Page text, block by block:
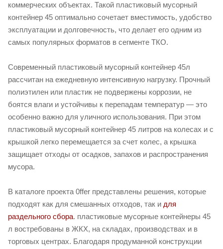
коммерческих объектах. Такой пластиковый мусорный
контейнер 45 оптимально сочетает вместимость, удобство
эксплуатации и долговечность, что делает его одним из
самых популярных форматов в сегменте ТКО.
Современный пластиковый мусорный контейнер 45л
рассчитан на ежедневную интенсивную нагрузку. Прочный
полиэтилен или пластик не подвержены коррозии, не
боятся влаги и устойчивы к перепадам температур — это
особенно важно для уличного использования. При этом
пластиковый мусорный контейнер 45 литров на колесах и с
крышкой легко перемещается за счет колес, а крышка
защищает отходы от осадков, запахов и распространения
мусора.
В каталоге проекта 0ffer представлены решения, которые
подходят как для смешанных отходов, так и для
раздельного сбора. пластиковые мусорные контейнеры 45
л востребованы в ЖКХ, на складах, производствах и в
торговых центрах. Благодаря продуманной конструкции